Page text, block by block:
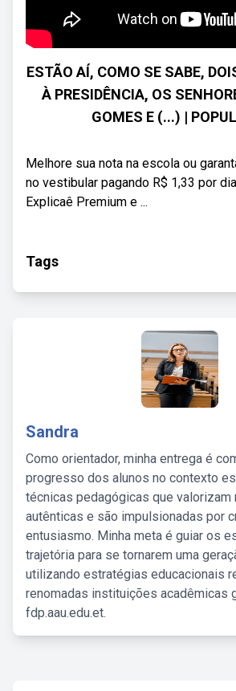
ESTÃO AÍ, COMO SE SABE,
À PRESIDÊNCIA, OS
GOMES E (...) |
Melhore sua nota na escola ou
no vestibular pagando R$ 1,33 por
Explicaê Premium e ...
Tags
Sandra
Como orientador, minha entrega é
progresso dos alunos no contexto
técnicas pedagógicas que valorizam
autênticas e são impulsionadas por
entusiasmo. Minha meta é guiar os
trajetória para se tornarem uma
utilizando estratégias educacionais
renomadas instituições acadêmicas
fdp.aau.edu.et.